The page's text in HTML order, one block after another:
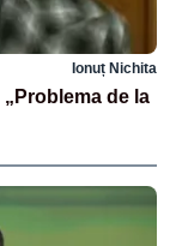
Ionuț Nichita
„Problema de la